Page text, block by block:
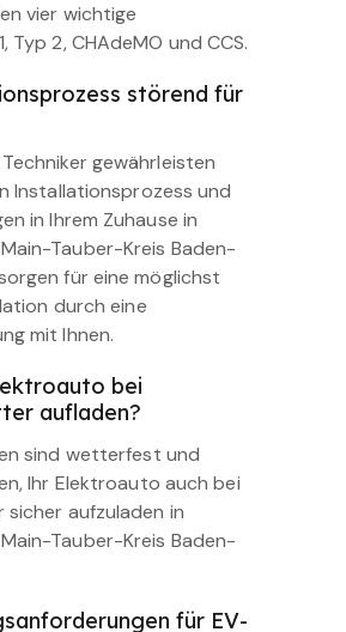
vier wichtige
Typ 2, CHAdeMO und CCS.
störend für
gewährleisten
Installationsprozess und
in Ihrem Zuhause in
Tauber-Kreis Baden-
für eine möglichst
durch eine
mit Ihnen.
bei
aufladen?
sind wetterfest und
Ihr Elektroauto auch bei
aufzuladen in
Tauber-Kreis Baden-
für EV-